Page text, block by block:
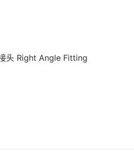
头 Right Angle Fitting